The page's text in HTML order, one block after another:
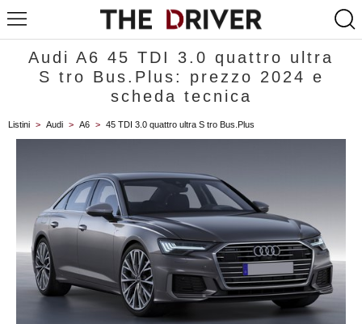
Audi A6 45 TDI 3.0 quattro ultra
S tro Bus.Plus: prezzo 2024 e
scheda tecnica
Listini > Audi > A6 > 45 TDI 3.0 quattro ultra S tro Bus.Plus